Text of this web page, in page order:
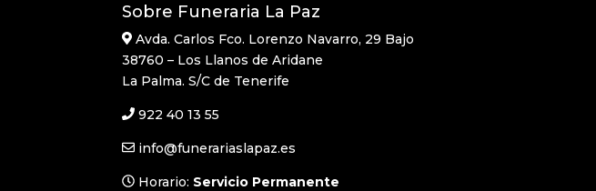
Sobre Funeraria La Paz
Avda. Carlos Fco. Lorenzo Navarro, 29 Bajo
38760 – Los Llanos de Aridane
La Palma. S/C de Tenerife
922 40 13 55
info@funerariaslapaz.es
Horario: Servicio Permanente